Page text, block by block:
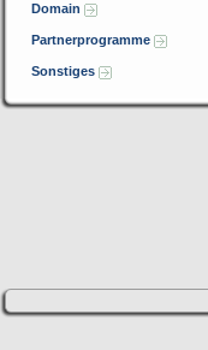
Domain
Partnerprogramme
Sonstiges